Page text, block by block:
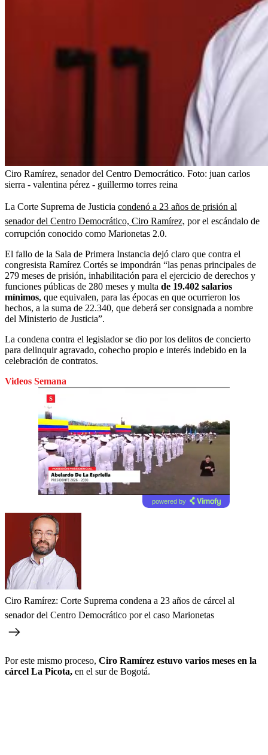
Ciro Ramírez, senador del Centro Democrático. Foto: juan carlos
sierra - valentina pérez - guillermo torres reina
La Corte Suprema de Justicia condenó a 23 años de prisión al
senador del Centro Democrático, Ciro Ramírez, por el escándalo de
corrupción conocido como Marionetas 2.0.
El fallo de la Sala de Primera Instancia dejó claro que contra el
congresista Ramírez Cortés se impondrán “las penas principales de
279 meses de prisión, inhabilitación para el ejercicio de derechos y
funciones públicas de 280 meses y multa de 19.402 salarios
mínimos, que equivalen, para las épocas en que ocurrieron los
hechos, a la suma de 22.340, que deberá ser consignada a nombre
del Ministerio de Justicia”.
La condena contra el legislador se dio por los delitos de concierto
para delinquir agravado, cohecho propio e interés indebido en la
celebración de contratos.
Videos Semana
powered by
Ciro Ramírez: Corte Suprema condena a 23 años de cárcel al
senador del Centro Democrático por el caso Marionetas
Por este mismo proceso, Ciro Ramírez estuvo varios meses en la
cárcel La Picota, en el sur de Bogotá.